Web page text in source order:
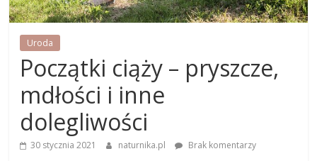
Uroda
Początki ciąży – pryszcze,
mdłości i inne
dolegliwości
30 stycznia 2021 naturnika.pl Brak komentarzy